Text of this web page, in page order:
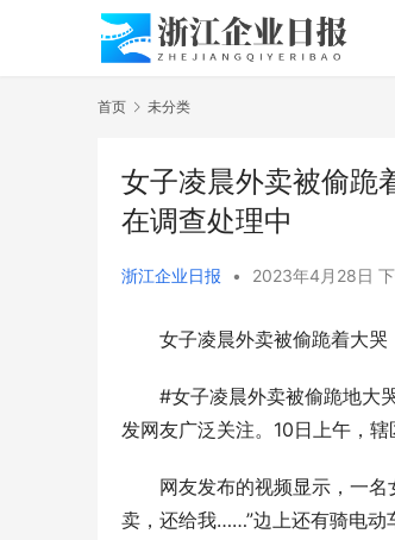
首页 未分类
女子凌晨外卖被偷跪
在调查处理中
浙江企业日报 • 2023年4月28日
女子凌晨外卖被偷跪着大哭
#女子凌晨外卖被偷跪地大
发网友广泛关注。10日上午，辖
网友发布的视频显示，一
卖，还给我……”边上还有骑电动